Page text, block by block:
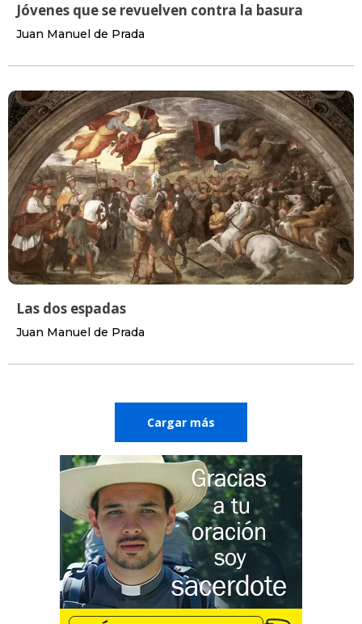
Jóvenes que se revuelven contra la basura
Juan Manuel de Prada
Las dos espadas
Juan Manuel de Prada
Cargar más